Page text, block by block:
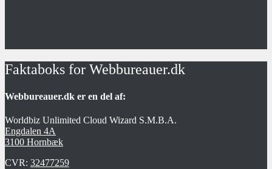
Faktaboks for Webbureauer.dk
Webbureauer.dk er en del af:
Worldbiz Unlimited Cloud Wizard S.M.B.A.
Engdalen 4A
3100 Hornbæk
CVR: 32477259